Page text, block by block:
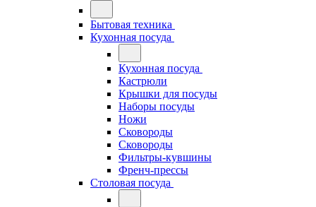
Бытовая техника
Кухонная посуда
Кухонная посуда
Кастрюли
Крышки для посуды
Наборы посуды
Ножи
Сковороды
Сковороды
Фильтры-кувшины
Френч-прессы
Столовая посуда